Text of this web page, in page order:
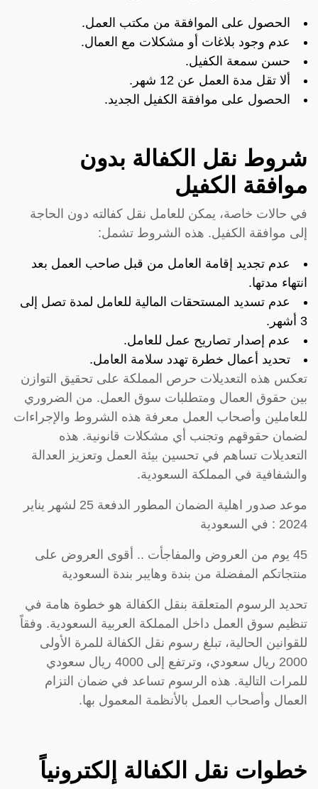
الحصول على الموافقة من مكتب العمل.
عدم وجود بلاغات أو مشكلات مع العمال.
حسن سمعة الكفيل.
ألا تقل مدة العمل عن 12 شهر.
الحصول على موافقة الكفيل الجديد.
شروط نقل الكفالة بدون
موافقة الكفيل
في حالات خاصة، يمكن للعامل نقل كفالته دون الحاجة
إلى موافقة الكفيل. هذه الشروط تشمل:
عدم تجديد إقامة العامل من قبل صاحب العمل بعد
انتهاء مدتها.
عدم تسديد المستحقات المالية للعامل لمدة تصل إلى
3 أشهر.
عدم إصدار تصاريح عمل للعامل.
تحديد أعمال خطرة تهدد سلامة العامل.
تعكس هذه التعديلات حرص المملكة على تحقيق التوازن
بين حقوق العمال ومتطلبات سوق العمل. من الضروري
للعاملين وأصحاب العمل معرفة هذه الشروط والإجراءات
لضمان حقوقهم وتجنب أي مشكلات قانونية. هذه
التعديلات تساهم في تحسين بيئة العمل وتعزيز العدالة
والشفافية في المملكة السعودية.
موعد صدور اهلية الضمان المطور الدفعة 25 لشهر يناير
2024 : في السعودية
45 يوم من العروض والمفاجأت .. أقوى العروض على
منتجاتكم المفضلة من بندة وهايبر بندة السعودية
تحديد الرسوم المتعلقة بنقل الكفالة هو خطوة هامة في
تنظيم سوق العمل داخل المملكة العربية السعودية. وفقاً
للقوانين الحالية، تبلغ رسوم نقل الكفالة للمرة الأولى
2000 ريال سعودي، وترتفع إلى 4000 ريال سعودي
للمرات التالية. هذه الرسوم تساعد في ضمان التزام
العمال وأصحاب العمل بالأنظمة المعمول بها.
خطوات نقل الكفالة إلكترونياً